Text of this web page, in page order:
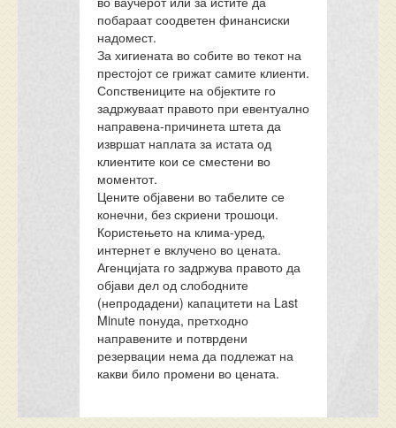
побараат соодветен финансиски
надомест.
За хигиената во собите во текот на
престојот се грижат самите клиенти.
Сопствениците на објектите го
задржуваат правото при евентуално
направена-причинета штета да
извршат наплата за истата од
клиентите кои се сместени во
моментот.
Цените објавени во табелите се
конечни, без скриени трошоци.
Користењето на клима-уред,
интернет е вклучено во цената.
Агенцијата го задржува правото да
објави дел од слободните
(непродадени) капацитети на Last
Minute понуда, претходно
направените и потврдени
резервации нема да подлежат на
какви било промени во цената.